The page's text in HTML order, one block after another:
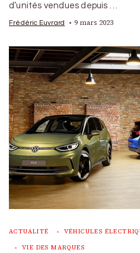
d’unités vendues depuis …
Frédéric Euvrard 9 mars 2023
ACTUALITÉ VÉHICULES
VIE DES MARQUES